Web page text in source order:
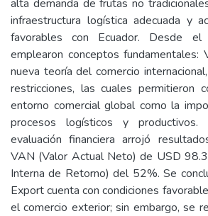
alta demanda de frutas no
infraestructura logística adecuada y
favorables con Ecuador. Desde
emplearon conceptos fundamentales:
nueva teoría del comercio
restricciones, las cuales permitieron
entorno comercial global como la
procesos logísticos y
evaluación financiera arrojó
VAN (Valor Actual Neto) de USD
Interna de Retorno) del 52%. Se
Export cuenta con condiciones
el comercio exterior; sin embargo, se